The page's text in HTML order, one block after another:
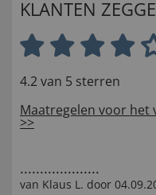
KLANTEN
4.2 van 5 sterren
Maatregelen voor het
>>
....................
van Klaus L. door